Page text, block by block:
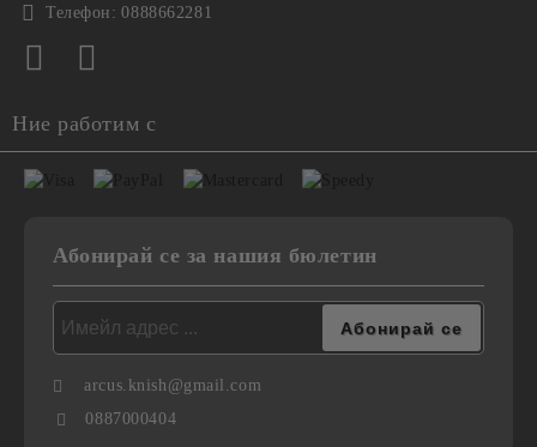
Телефон: 0888662281
Ние работим с
Абонирай се за нашия бюлетин
arcus.knish@gmail.com
0887000404